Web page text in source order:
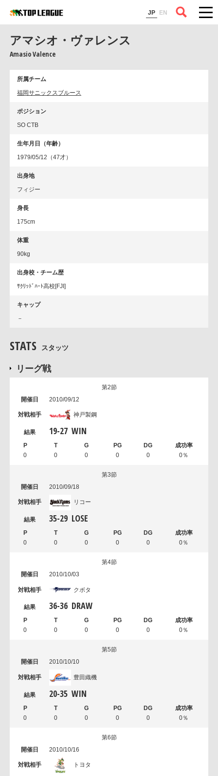
JP EN
コラム
アマシオ・ヴァレンス
Amasio Valence
所属チーム
福岡サニックスブルース
ポジション
SO CTB
生年月日（年齢）
1979/05/12（47才）
出身地
フィジー
身長
175cm
体重
90kg
出身校・チーム歴
ｻｸﾘｯﾄﾞﾊｰﾄ高校[FJI]
キャップ
－
STATS スタッツ
リーグ戦
第2節
2010/09/12
神戸製鋼
19-27 WIN
0 0 0 0 0 0％
第3節
2010/09/18
リコー
35-29 LOSE
0 0 0 0 0 0％
第4節
2010/10/03
クボタ
36-36 DRAW
0 0 0 0 0 0％
第5節
2010/10/10
豊田織機
20-35 WIN
0 0 0 0 0 0％
第6節
2010/10/16
トヨタ